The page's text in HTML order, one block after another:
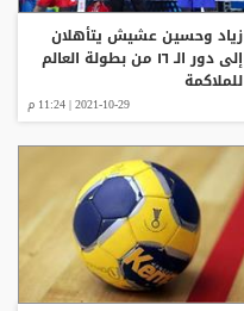
زياد وحسين عشيش يتأهلان
إلى دور الـ ١٦ من بطولة العالم
للملاكمة
2021-10-29 | 11:24 م